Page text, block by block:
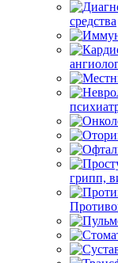
средства
грипп,